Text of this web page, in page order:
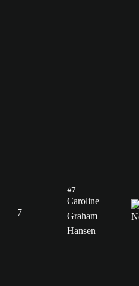
7
#7
Caroline
Graham
Hansen